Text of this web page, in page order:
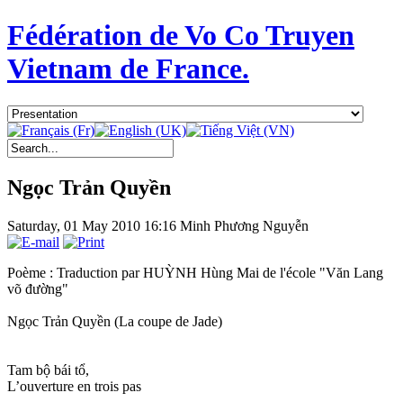
Fédération de Vo Co Truyen
Vietnam de France.
Ngọc Trản Quyền
Saturday, 01 May 2010 16:16 Minh Phương Nguyễn
Poème : Traduction par HUỲNH Hùng Mai de l'école "Văn Lang
võ đường"
Ngọc Trản Quyền (La coupe de Jade)
Tam bộ bái tổ,
L’ouverture en trois pas